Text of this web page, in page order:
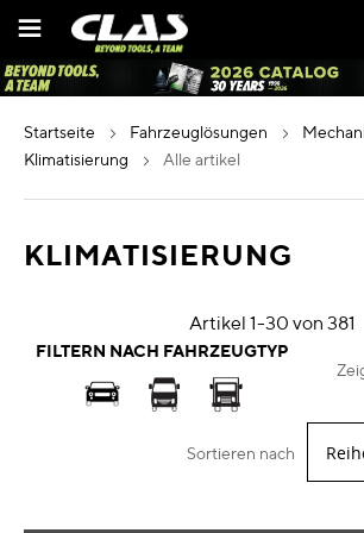
Inhalt
startseite fahrzeuglösungen
klimatisierung
alle artikel
KLIMATISIERUNG
Artikel 1-30 von 381
FILTERN NACH FAHRZEUGTYP
Sortieren nach